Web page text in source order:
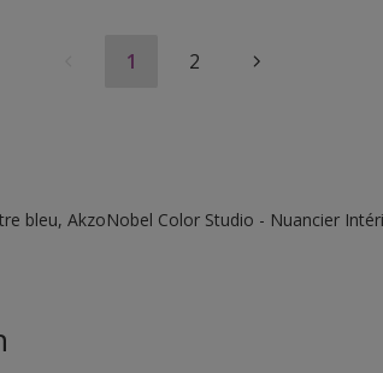
1 2
bleu, AkzoNobel Color Studio - Nuancier